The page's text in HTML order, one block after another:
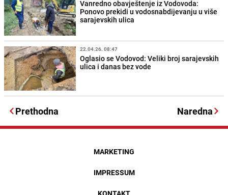
Vanredno obavještenje iz Vodovoda:
Ponovo prekidi u vodosnabdijevanju u više
sarajevskih ulica
22.04.26. 08:47
Oglasio se Vodovod: Veliki broj sarajevskih
ulica i danas bez vode
Prethodna Naredna
MARKETING
IMPRESSUM